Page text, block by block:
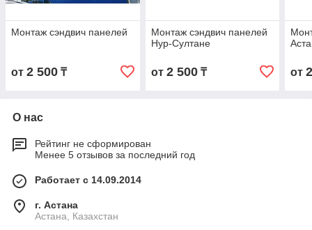
Монтаж сэндвич панелей
от 2 500 ₸
Монтаж сэндвич панелей
Нур-Султане
от 2 500₸ от
О нас
Рейтинг не сформирован
Менее 5 отзывов за последний год
Работает с 14.09.2014
г. Астана
Астана, Казахстан